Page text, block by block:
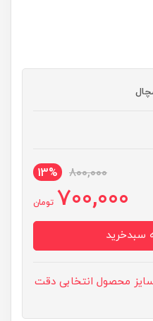
800,000
13%
700,000 تومان
محصول انتخابی دقت